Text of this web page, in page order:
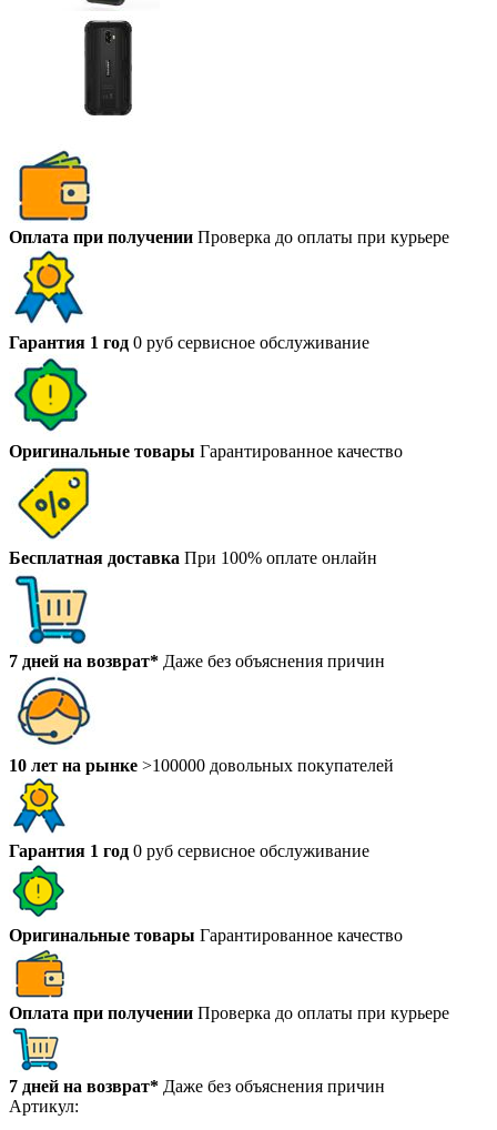
Оплата при получении Проверка до оплаты при курьере
Гарантия 1 год 0 руб сервисное обслуживание
Оригинальные товары Гарантированное качество
Бесплатная доставка При 100% оплате онлайн
7 дней на возврат* Даже без объяснения причин
10 лет на рынке >100000 довольных покупателей
Гарантия 1 год 0 руб сервисное обслуживание
Оригинальные товары Гарантированное качество
Оплата при получении Проверка до оплаты при курьере
7 дней на возврат* Даже без объяснения причин
Артикул: